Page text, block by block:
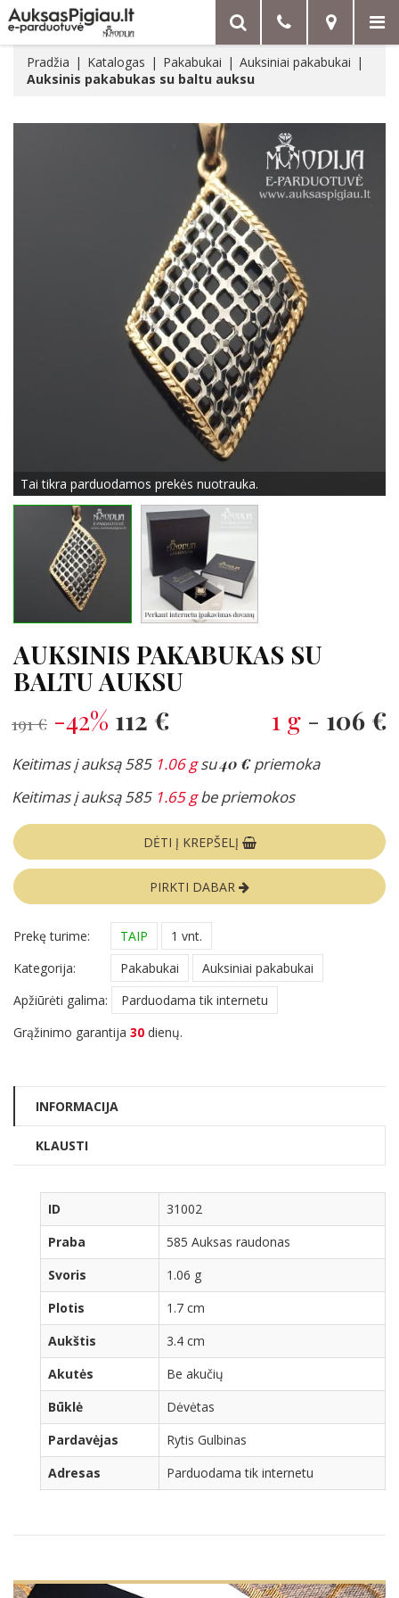
Pradžia Katalogas Pakabukai
Auksiniai pakabukai
Auksinis pakabukas su baltu auksu
Tai tikra parduodamos prekės nuotrauka.
AUKSINIS PAKABUKAS SU
BALTU AUKSU
191 € -42% 112 € 1 g - 106 €
Keitimas į auksą 585 1.06 gsu40 €priemoka
Keitimas į auksą 585 1.65 gbe priemokos
DĖTI Į KREPŠELĮ
PIRKTI DABAR
Prekę turime: TAIP
1 vnt.
Kategorija:
Pakabukai
Auksiniai pakabukai
Apžiūrėti galima:
Parduodama tik internetu
Grąžinimo garantija 30 dienų.
INFORMACIJA
KLAUSTI
ID
31002
Praba
585 Auksas raudonas
Svoris
1.06 g
Plotis
1.7 cm
Aukštis
3.4 cm
Akutės
Be akučių
Būklė
Dėvėtas
Pardavėjas
Rytis Gulbinas
Adresas
Parduodama tik internetu